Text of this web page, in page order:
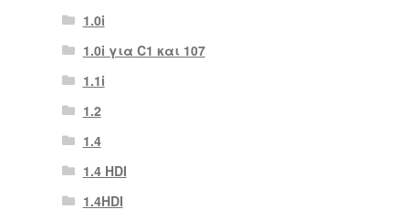
1.0i
1.0i για C1 και 107
1.1i
1.2
1.4
1.4 HDI
1.4HDI